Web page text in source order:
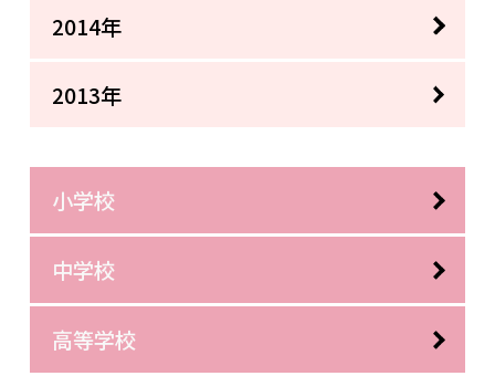
2014年
2013年
小学校
中学校
高等学校